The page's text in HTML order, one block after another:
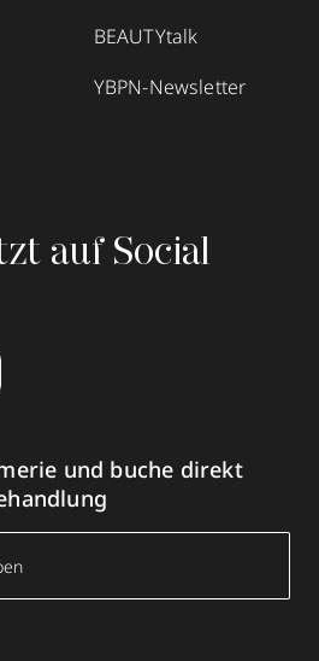
BEAUTYtalk
YBPN-Newsletter
auf Social
und buche direkt